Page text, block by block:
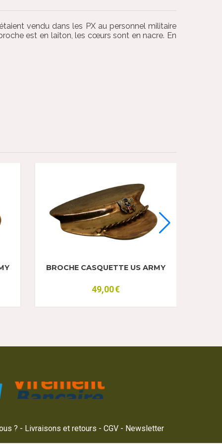
vendu dans les PX au personnel militaire
est en laiton, les cœurs sont en nacre. En
BROCHE CASQUETTE US ARMY
49,00€
? Livraisons et retours CGV Newsletter